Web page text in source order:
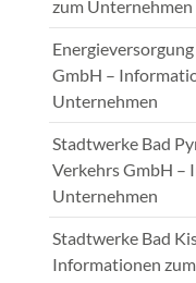
zum Unternehmen
GmbH –
Unternehmen
Stadtwerke Bad
Verkehrs GmbH –
Unternehmen
Stadtwerke Bad
Informationen